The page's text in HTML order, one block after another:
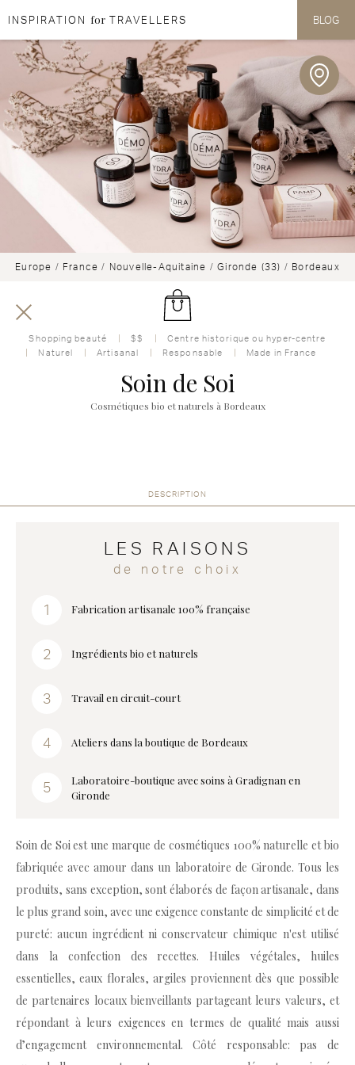
Aller au contenu
Aller au menu
INSPIRATION for TRAVELLERS BLOG
Europe / France / Nouvelle-Aquitaine /Gironde (33) / Bordeaux
Shopping beauté $$
Centre historique ou hyper-centre
Naturel
Artisanal Responsable Made in France
Soin de Soi
Cosmétiques bio et naturels à Bordeaux
DESCRIPTION
LES RAISONS
de notre choix
Fabrication artisanale 100% française
Ingrédients bio et naturels
Travail en circuit-court
Ateliers dans la boutique de Bordeaux
Laboratoire-boutique avec soins à Gradignan en
Gironde
Soin de Soi est une marque de cosmétiques 100% naturelle et bio
fabriquée avec amour dans un laboratoire de Gironde. Tous les
produits, sans exception, sont élaborés de façon artisanale, dans
le plus grand soin, avec une exigence constante de simplicité et de
pureté: aucun ingrédient ni conservateur chimique n'est utilisé
dans la confection des recettes. Huiles végétales, huiles
essentielles, eaux florales, argiles proviennent dès que possible
de partenaires locaux bienveillants partageant leurs valeurs, et
répondant à leurs exigences en termes de qualité mais aussi
d’engagement environnemental. Côté responsable: pas de